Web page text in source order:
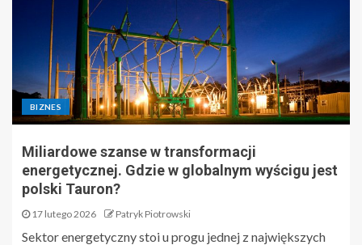
BIZNES
Miliardowe szanse w transformacji
energetycznej. Gdzie w globalnym wyścigu jest
polski Tauron?
17 lutego 2026 Patryk Piotrowski
Sektor energetyczny stoi u progu jednej z największych